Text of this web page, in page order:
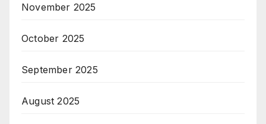
November 2025
October 2025
September 2025
August 2025